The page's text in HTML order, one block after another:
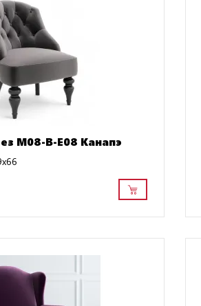
M08-B-E08 Канапэ